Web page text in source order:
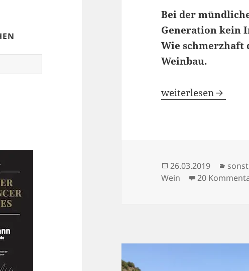
Bei der
Generation kein
Wie schmerzhaft
Weinbau.
Uropas Versäumnis
weiterlesen
Veröffentlicht
am
26.03.2019
Wein
20